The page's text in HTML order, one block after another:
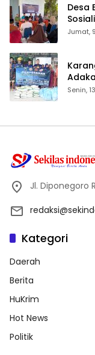
Desa
ID
Jumat,
Senin,
Jl. Diponegoro
Kategori
Daerah
Berita
HuKrim
Hot News
Politik